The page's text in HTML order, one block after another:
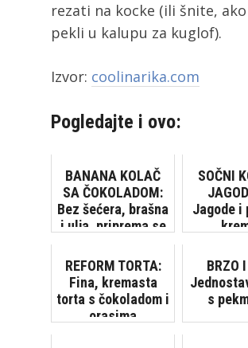
rezati na kocke (ili šnite,
pekli u kalupu za kuglof).
Izvor: coolinarika.com
Pogledajte i ovo:
BANANA KOLAČ
SA ČOKOLADOM:
Bez šećera, brašna
i ulja, priprema se
jednostavno
[VIDEO]
SOČNI
Jagode i
REFORM TORTA:
Fina, kremasta
torta s čokoladom i
orasima
BRZO
s